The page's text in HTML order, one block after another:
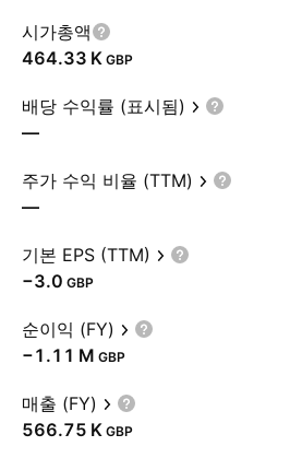
시가총액
‪464.33 K‬ GBP
배당 수익률 (표시됨)
—
주가 수익 비율 (TTM)
—
기본 EPS (TTM)
−3.0 GBP
순이익 (FY)
‪−1.11 M‬ GBP
매출 (FY)
‪566.75 K‬ GBP